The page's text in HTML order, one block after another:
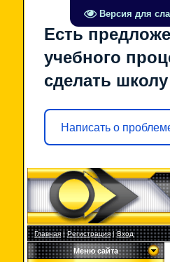
Версия для
Есть
учебного
сделать
Написать о
Главная|Регистрация|Вход
Меню сайта